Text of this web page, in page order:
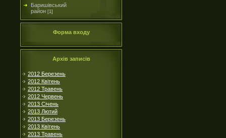
Баришівський
район [1]
Форма входу
Архів записів
2012 Березень
2012 Квітень
2012 Травень
2012 Червень
2013 Січень
2013 Лютий
2013 Березень
2013 Квітень
2013 Травень